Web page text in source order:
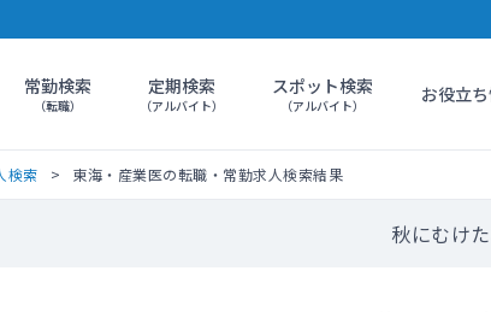
間医局
常勤検索
（転職）
定期検索
（アルバイト）
スポット検索
（アルバイト） お役立
検索 東海・産業医の転職・常勤求人検索結果
秋にむけ